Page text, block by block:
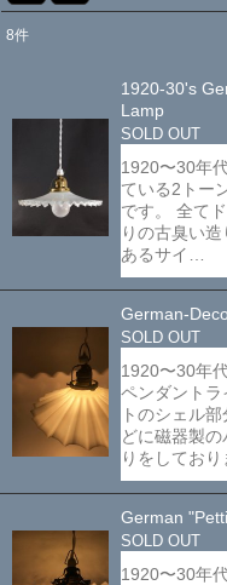
並び順
8件
1920-30's
Lamp
SOLD OUT
1920〜30年
ている2トー
です。 全て
りの古臭い
あるサイ…
German-
SOLD OUT
1920〜30年
ペンダントラ
トのシェル
どに磁器製
りをしており
German
SOLD OUT
1920〜30年